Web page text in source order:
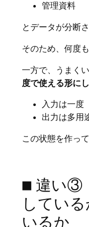
管理資料
とデータが分断
そのため、何度
一方で、うまく
度で使える形に
入力は一度
出力は多用
この状態を作って
■ 違い③
してい
いるか